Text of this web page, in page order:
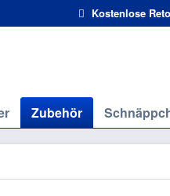
Kostenlose
Zubehör